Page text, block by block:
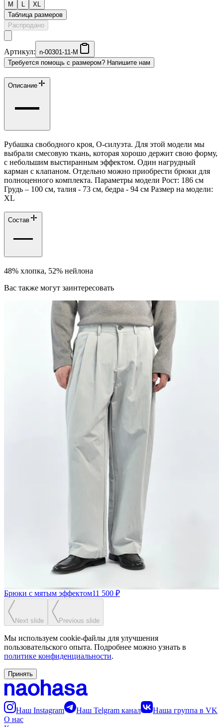
M L
XL
Таблица размеров
Распродано
Артикул: n-00301-11-M
Требуется помощь с размером? Напишите нам
Описание
Рубашка свободного кроя, О-силуэта. Для этой модели мы
выбрали смесовую ткань, которая хорошо держит свою форму,
с небольшим выстиранным эффектом. Один нагрудный
карман с клапаном. Отдельно можно приобрести брюки для
полноценного комплекта. Параметры модели Рост: 186 см
Грудь – 100 см, талия - 73 см, бедра - 94 см Размер на модели:
ХL
Состав
48% хлопка, 52% нейлона
Вас также могут заинтересовать
Брюки с мятым эффектом11 500 ₽
Next slide Previous slide
Мы используем cookie-файлы для улучшения
пользовательского опыта. Подробнее можно узнать в
политике конфиденциальности.
Принять
Наш Instagram Наш Telgram канал
Наша группа в VK
О нас